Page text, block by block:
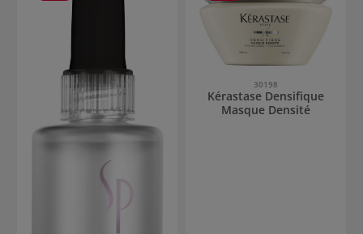
30198
Kérastase Densifique
Masque Densité